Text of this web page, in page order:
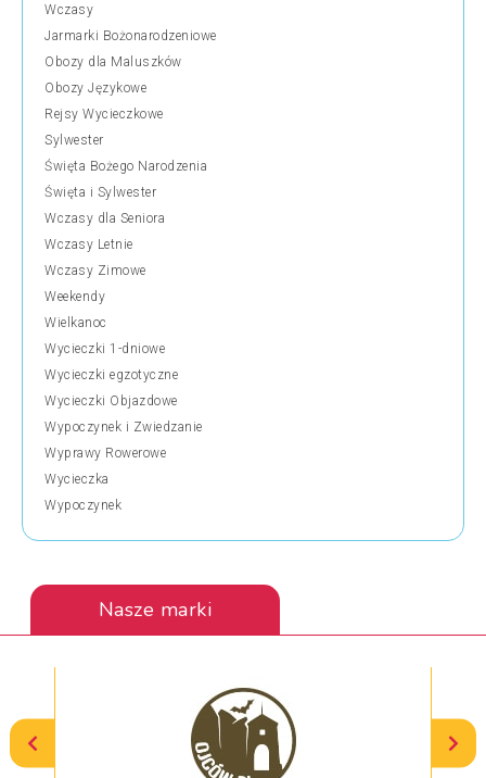
Wczasy
Jarmarki Bożonarodzeniowe
Obozy dla Maluszków
Obozy Językowe
Rejsy Wycieczkowe
Sylwester
Święta Bożego Narodzenia
Święta i Sylwester
Wczasy dla Seniora
Wczasy Letnie
Wczasy Zimowe
Weekendy
Wielkanoc
Wycieczki 1-dniowe
Wycieczki egzotyczne
Wycieczki Objazdowe
Wypoczynek i Zwiedzanie
Wyprawy Rowerowe
Wycieczka
Wypoczynek
Nasze marki